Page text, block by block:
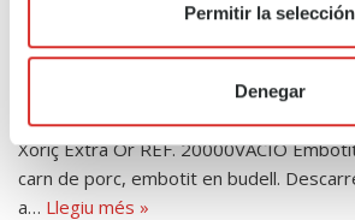
Permitir la selección
Denegar
XORIÇ EXTRA OR
Xoriç Extra Or REF. 20000VACIO
carn de porc, embotit en budell.
a… Llegiu més »